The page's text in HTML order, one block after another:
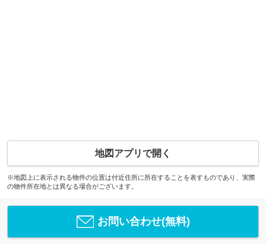
地図アプリで開く
※地図上に表示される物件の位置は付近住所に所在することを表すものであり、実際
の物件所在地とは異なる場合がございます。
お問い合わせ(無料)